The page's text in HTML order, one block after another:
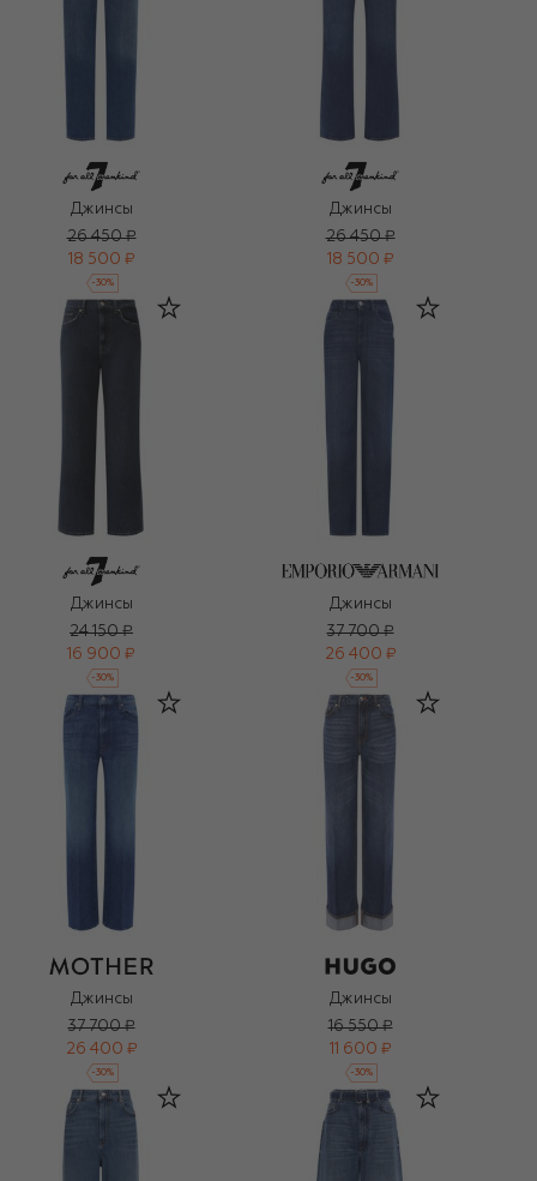
Джинсы
26 450 ₽
18 500 ₽
-30%
Джинсы
26 450 ₽
18 500 ₽
-30%
Джинсы
24 150 ₽
16 900 ₽
-30%
Джинсы
37 700 ₽
26 400 ₽
-30%
Джинсы
37 700 ₽
26 400 ₽
-30%
Джинсы
16 550 ₽
11 600 ₽
-30%